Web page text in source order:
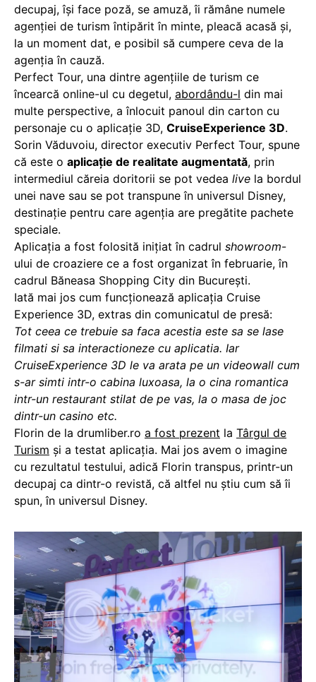
decupaj, îşi face poză, se amuză, îi rămâne numele
agenţiei de turism întipărit în minte, pleacă acasă şi,
la un moment dat, e posibil să cumpere ceva de la
agenţia în cauză.
Perfect Tour, una dintre agenţiile de turism ce
încearcă online-ul cu degetul, abordându-l din mai
multe perspective, a înlocuit panoul din carton cu
personaje cu o aplicaţie 3D, CruiseExperience 3D.
Sorin Văduvoiu, director executiv Perfect Tour, spune
că este o aplicaţie de realitate augmentată, prin
intermediul căreia doritorii se pot vedea live la bordul
unei nave sau se pot transpune în universul Disney,
destinație pentru care agenţia are pregătite pachete
speciale.
Aplicația a fost folosită inițiat în cadrul showroom-
ului de croaziere ce a fost organizat în februarie, în
cadrul Băneasa Shopping City din București.
Iată mai jos cum funcționează aplicația Cruise
Experience 3D, extras din comunicatul de presă:
Tot ceea ce trebuie sa faca acestia este sa se lase
filmati si sa interactioneze cu aplicatia. Iar
CruiseExperience 3D le va arata pe un videowall cum
s-ar simti intr-o cabina luxoasa, la o cina romantica
intr-un restaurant stilat de pe vas, la o masa de joc
dintr-un casino etc.
Florin de la drumliber.ro a fost prezent la Târgul de
Turism și a testat aplicația. Mai jos avem o imagine
cu rezultatul testului, adică Florin transpus, printr-un
decupaj ca dintr-o revistă, că altfel nu știu cum să îi
spun, în universul Disney.